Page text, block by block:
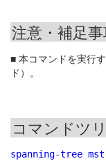
注意・補足
■ 本コマンドを実行
ド）。
コマンドツ
spanning-tree